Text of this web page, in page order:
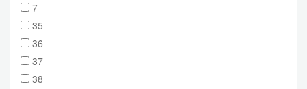
7
35
36
37
38